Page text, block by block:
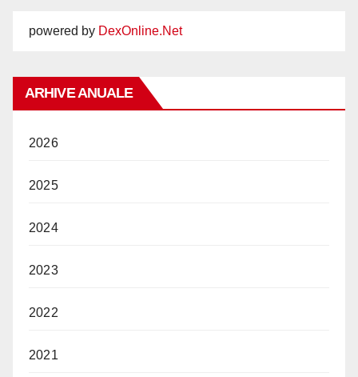
powered by DexOnline.Net
ARHIVE ANUALE
2026
2025
2024
2023
2022
2021